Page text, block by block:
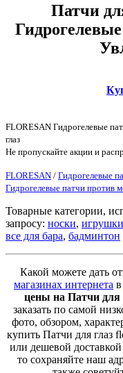
Патчи
FLORESAN Гидрогелевые
глаз
Не пропускайте акции и
FLORESAN / Гидрогелевые
Гидрогелевые патчи
Товарные категории,
запросу: носки,
все для бара, бадминтон
Какой можете дать
магазинах интернета
цены на Патчи для
заказать по самой
фото, обзором,
купить Патчи для глаз
или дешевой
то сохраняйте наш